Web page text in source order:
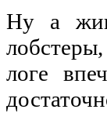
Ну а
логе